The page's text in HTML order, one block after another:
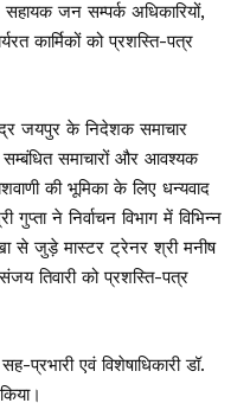
जन सम्पर्क अधिकारियों,
कार्मिकों को प्रशस्ति-पत्र
जयपुर के निदेशक समाचार
समाचारों और आवश्यक
की भूमिका के लिए धन्यवाद
ने निर्वाचन विभाग में विभिन्न
से जुड़े मास्टर ट्रेनर श्री मनीष
तिवारी को प्रशस्ति-पत्र
प्रभारी एवं विशेषाधिकारी डॉ.